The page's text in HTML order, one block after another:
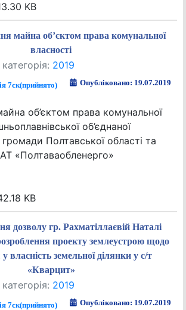
KB
майна об’єктом права комунальної
власності
2019
7ск(прийнято) Опубліковано: 19.07.2019
об’єктом права комунальної
об’єднаної
громади Полтавської області та
«Полтаваобленерго»
KB
дозволу гр. Рахматіллаєвій Наталі
проекту землеустрою щодо
власність земельної ділянки у с/т
«Кварцит»
2019
7ск(прийнято) Опубліковано: 19.07.2019